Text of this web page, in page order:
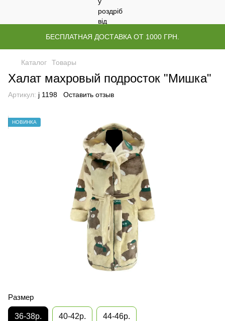
БЕСПЛАТНАЯ ДОСТАВКА ОТ 1000 ГРН.
Каталог Товары
Халат махровый подросток "Мишка"
Артикул: j 1198 Оставить отзыв
НОВИНКА
Размер
36-38р. 40-42р. 44-46р.